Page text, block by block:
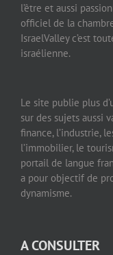
l’être et aussi
officiel de la
IsraelValley c’est
israélienne.
Le site publie plus
sur des sujets aussi
finance, l’industrie,
l’immobilier, le
portail de langue
a pour objectif de
dynamisme.
A CONSULTER